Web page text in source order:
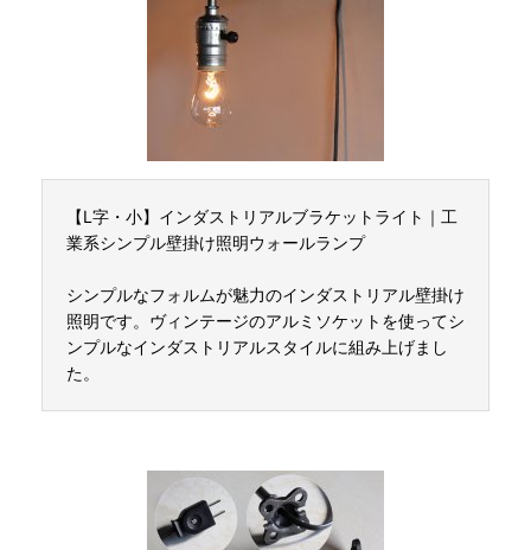
【L字・小】インダストリアルブラケットライト｜工
業系シンプル壁掛け照明ウォールランプ
シンプルなフォルムが魅力のインダストリアル壁掛け
照明です。ヴィンテージのアルミソケットを使ってシ
ンプルなインダストリアルスタイルに組み上げまし
た。